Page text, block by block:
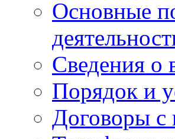
Основные
Сведения о
Порядок и
Договоры с